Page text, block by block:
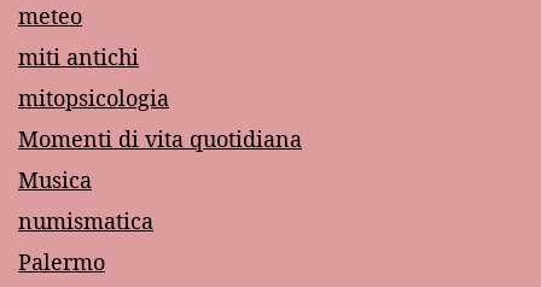
meteo
miti antichi
mitopsicologia
Momenti di vita quotidiana
Musica
numismatica
Palermo